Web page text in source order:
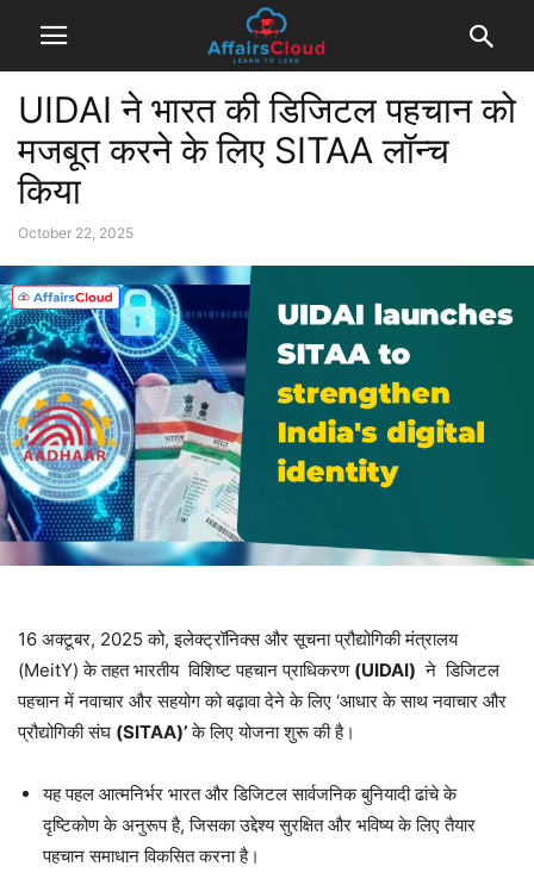
UIDAI ने भारत की डिजिटल पहचान को
मजबूत करने के लिए SITAA लॉन्च
किया
October 22, 2025
16 अक्टूबर, 2025 को, इलेक्ट्रॉनिक्स और सूचना प्रौद्योगिकी मंत्रालय
(MeitY) के तहत भारतीय विशिष्ट पहचान प्राधिकरण (UIDAI) ने डिजिटल
पहचान में नवाचार और सहयोग को बढ़ावा देने के लिए ‘आधार के साथ नवाचार और
प्रौद्योगिकी संघ (SITAA)’के लिए योजना शुरू की है।
यह पहल आत्मनिर्भर भारत और डिजिटल सार्वजनिक बुनियादी ढांचे के
दृष्टिकोण के अनुरूप है, जिसका उद्देश्य सुरक्षित और भविष्य के लिए तैयार
पहचान समाधान विकसित करना है।